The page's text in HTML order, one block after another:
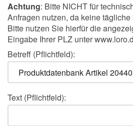
Achtung: Bitte NICHT für
Anfragen nutzen, da keine
Bitte nutzen Sie hierfür die
Eingabe Ihrer PLZ unter
Betreff (Pflichtfeld):
Text (Pflichtfeld):